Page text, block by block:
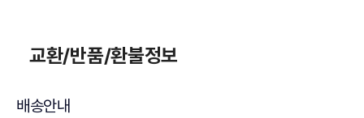
교환/반품/환불정보
배송안내